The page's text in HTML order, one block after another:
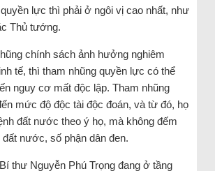
lực thì phải ở ngôi vị cao nhất, như
Thủ tướng.
chính sách ảnh hưởng nghiêm
tế, thì tham nhũng quyền lực có thể
nguy cơ mất độc lập. Tham nhũng
mức độ độc tài độc đoán, và từ đó, họ
đất nước theo ý họ, mà không đếm
nước, số phận dân đen.
thư Nguyễn Phú Trọng đang ở tầng